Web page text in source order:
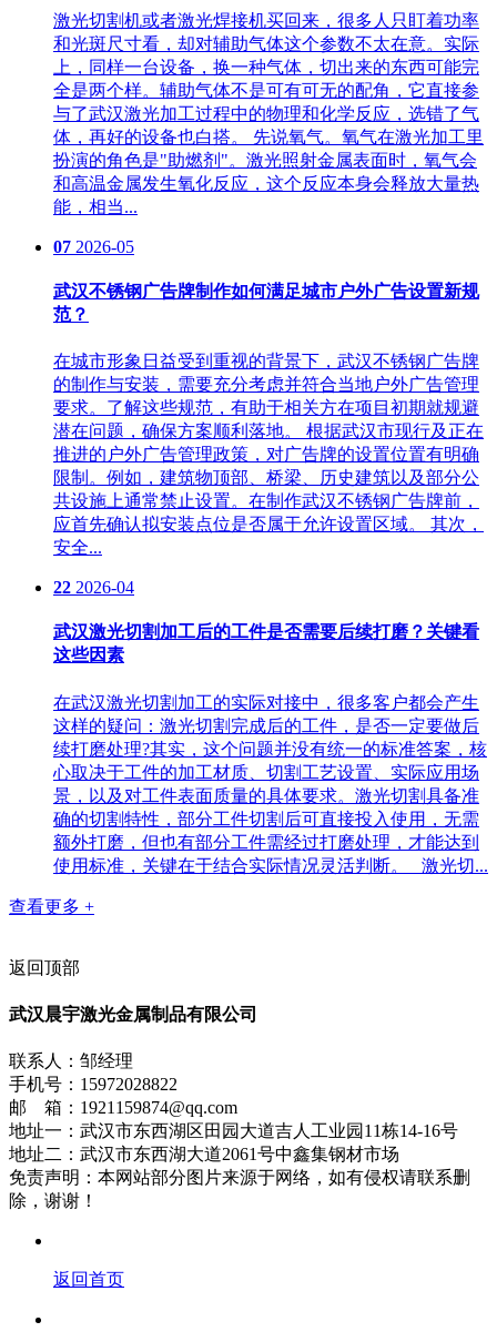
激光切割机或者激光焊接机买回来，很多人只盯着功率
和光斑尺寸看，却对辅助气体这个参数不太在意。实际
上，同样一台设备，换一种气体，切出来的东西可能完
全是两个样。辅助气体不是可有可无的配角，它直接参
与了武汉激光加工过程中的物理和化学反应，选错了气
体，再好的设备也白搭。 先说氧气。氧气在激光加工里
扮演的角色是"助燃剂"。激光照射金属表面时，氧气会
和高温金属发生氧化反应，这个反应本身会释放大量热
能，相当...
07 2026-05
武汉不锈钢广告牌制作如何满足城市户外广告设置新规
范？
在城市形象日益受到重视的背景下，武汉不锈钢广告牌
的制作与安装，需要充分考虑并符合当地户外广告管理
要求。了解这些规范，有助于相关方在项目初期就规避
潜在问题，确保方案顺利落地。 根据武汉市现行及正在
推进的户外广告管理政策，对广告牌的设置位置有明确
限制。例如，建筑物顶部、桥梁、历史建筑以及部分公
共设施上通常禁止设置。在制作武汉不锈钢广告牌前，
应首先确认拟安装点位是否属于允许设置区域。 其次，
安全...
22 2026-04
武汉激光切割加工后的工件是否需要后续打磨？关键看
这些因素
在武汉激光切割加工的实际对接中，很多客户都会产生
这样的疑问：激光切割完成后的工件，是否一定要做后
续打磨处理?其实，这个问题并没有统一的标准答案，核
心取决于工件的加工材质、切割工艺设置、实际应用场
景，以及对工件表面质量的具体要求。激光切割具备准
确的切割特性，部分工件切割后可直接投入使用，无需
额外打磨，但也有部分工件需经过打磨处理，才能达到
使用标准，关键在于结合实际情况灵活判断。 激光切...
查看更多 +
返回顶部
武汉晨宇激光金属制品有限公司
联系人：邹经理
手机号：15972028822
邮 箱：1921159874@qq.com
地址一：武汉市东西湖区田园大道吉人工业园11栋14-16号
地址二：武汉市东西湖大道2061号中鑫集钢材市场
免责声明：本网站部分图片来源于网络，如有侵权请联系删
除，谢谢！
返回首页